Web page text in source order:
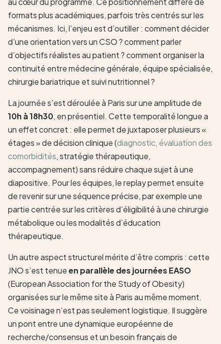
formats plus académiques, parfois très centrés sur les
mécanismes. Ici, l’enjeu est d’outiller : comment décider
d’une orientation vers un CSO ? comment parler
d’objectifs réalistes au patient ? comment organiser la
continuité entre médecine générale, équipe spécialisée,
chirurgie bariatrique et suivi nutritionnel ?
La journée s’est déroulée à Paris sur une amplitude de
10h à 18h30, en présentiel. Cette temporalité longue a
un effet concret : elle permet de juxtaposer plusieurs «
étages » de décision clinique (diagnostic, évaluation des
comorbidités, stratégie thérapeutique,
accompagnement) sans réduire chaque sujet à une
diapositive. Pour les équipes, le replay permet ensuite
de revenir sur une séquence précise, par exemple une
partie centrée sur les critères d’éligibilité à une chirurgie
métabolique ou les modalités d’éducation
thérapeutique.
Un autre aspect structurel mérite d’être compris : cette
JNO s’est tenueen parallèle des journées EASO
(European Association for the Study of Obesity)
organisées sur le même site à Paris au même moment.
Ce voisinage n’est pas seulement logistique. Il suggère
un pont entre une dynamique européenne de
recherche/consensus et un besoin français de